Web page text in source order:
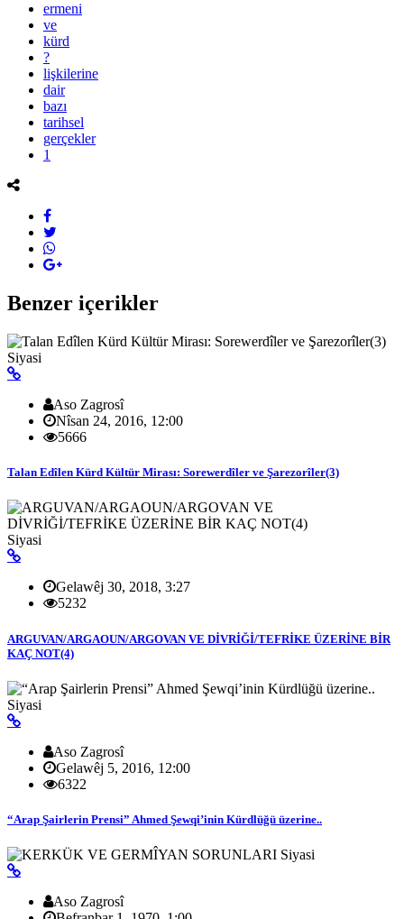
ermeni
ve
kürd
?
lişkilerine
dair
bazı
tarihsel
gerçekler
1
Benzer içerikler
Siyasi
Aso Zagrosî
Nîsan 24, 2016, 12:00
5666
Talan Edîlen Kürd Kültür Mirası: Sorewerdîler ve Şarezorîler(3)
Siyasi
Gelawêj 30, 2018, 3:27
5232
ARGUVAN/ARGAOUN/ARGOVAN VE DİVRİĞİ/TEFRİKE ÜZERİNE BİR
KAÇ NOT(4)
Siyasi
Aso Zagrosî
Gelawêj 5, 2016, 12:00
6322
“Arap Şairlerin Prensi” Ahmed Şewqi’inin Kürdlüğü üzerine..
Siyasi
Aso Zagrosî